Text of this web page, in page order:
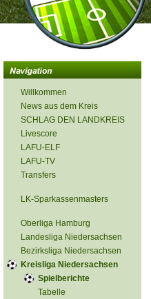
Willkommen
News aus dem Kreis
SCHLAG DEN LANDKREIS
Livescore
LAFU-ELF
LAFU-TV
Transfers
LK-Sparkassenmasters
Oberliga Hamburg
Landesliga Niedersachsen
Bezirksliga Niedersachsen
Kreisliga Niedersachsen
Spielberichte
Tabelle